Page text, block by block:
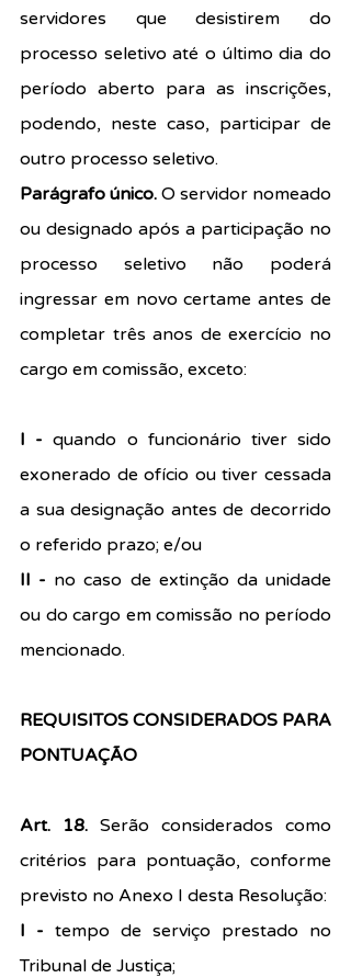
servidores que desistirem do
processo seletivo até o último dia do
período aberto para as inscrições,
podendo, neste caso, participar de
outro processo seletivo.
Parágrafo único. O servidor nomeado
ou designado após a participação no
processo seletivo não poderá
ingressar em novo certame antes de
completar três anos de exercício no
cargo em comissão, exceto:
I - quando o funcionário tiver sido
exonerado de ofício ou tiver cessada
a sua designação antes de decorrido
o referido prazo; e/ou
II - no caso de extinção da unidade
ou do cargo em comissão no período
mencionado.
REQUISITOS CONSIDERADOS PARA
PONTUAÇÃO
Art. 18. Serão considerados como
critérios para pontuação, conforme
previsto no Anexo I desta Resolução:
I - tempo de serviço prestado no
Tribunal de Justiça;